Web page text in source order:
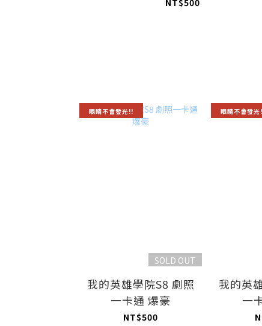
NT$500
眼睛不會發光!!
SOLD OUT
我的英雄學院S8 劇照
一卡通 爆豪
NT$500
眼睛不會發光
我的英
一